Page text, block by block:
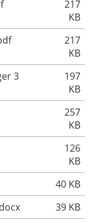
217
KB
217
KB
3
197
KB
257
KB
126
KB
40 KB
39 KB